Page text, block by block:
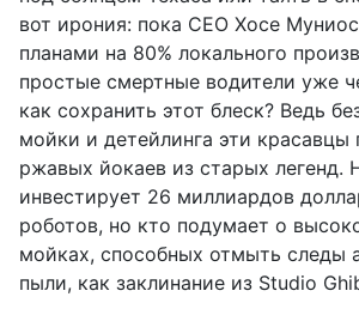
вот ирония: пока CEO Хосе
планами на 80% локального
простые смертные водители уже
как сохранить этот блеск? Ведь
мойки и детейлинга эти красавцы
ржавых йокаев из старых легенд.
инвестирует 26 миллиардов
роботов, но кто подумает о
мойках, способных отмыть следы
пыли, как заклинание из Studio